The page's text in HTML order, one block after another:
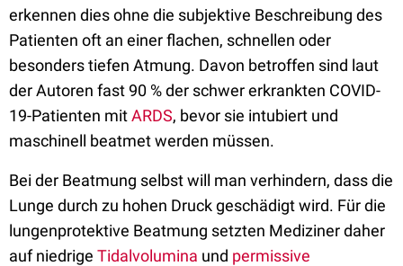
erkennen dies ohne die subjektive Beschreibung des
Patienten oft an einer flachen, schnellen oder
besonders tiefen Atmung. Davon betroffen sind laut
der Autoren fast 90 % der schwer erkrankten COVID-
19-Patienten mitARDS, bevor sie intubiert und
maschinell beatmet werden müssen.
Bei der Beatmung selbst will man verhindern, dass die
Lunge durch zu hohen Druck geschädigt wird. Für die
lungenprotektive Beatmung setzten Mediziner daher
auf niedrige Tidalvolumina und permissive